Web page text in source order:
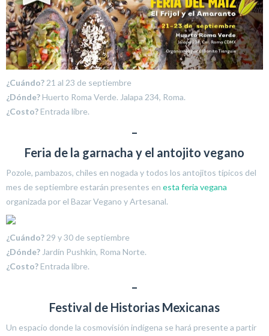
¿Cuándo? 21 al 23 de septiembre
¿Dónde? Huerto Roma Verde. Jalapa 234, Roma.
¿Costo? Entrada libre.
–
Feria de la garnacha y el antojito vegano
Pozole, pambazos, chiles en nogada y todos los antojitos típicos del
mes de septiembre estarán presentes en esta feria vegana
organizada por el Bazar Vegano y Artesanal.
¿Cuándo? 29 y 30 de septiembre
¿Dónde? Jardín Pushkin, Roma Norte.
¿Costo? Entrada libre.
–
Festival de Historias Mexicanas
Un espacio donde la cosmovisión indígena se hará presente a partir